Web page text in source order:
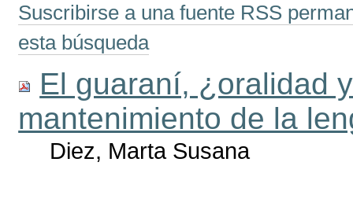
Suscribirse a una fuente RSS
esta búsqueda
El guaraní, ¿oralidad
mantenimiento de la
Diez, Marta Susana